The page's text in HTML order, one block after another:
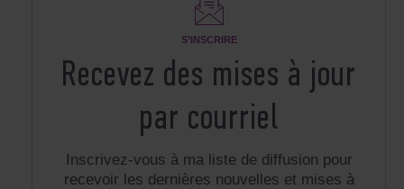
S’INSCRIRE
Recevez des mises à jour
par courriel
Inscrivez-vous à ma liste de diffusion pour
recevoir les dernières nouvelles et mises à